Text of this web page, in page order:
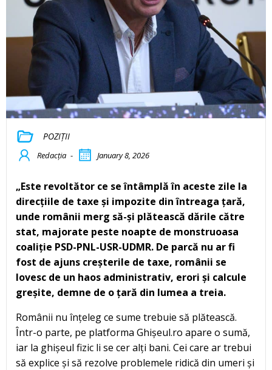
POZIȚII
Redacția - January 8, 2026
„Este revoltător ce se întâmplă în aceste zile la
direcțiile de taxe și impozite din întreaga țară,
unde românii merg să-și plătească dările către
stat, majorate peste noapte de monstruoasa
coaliție PSD-PNL-USR-UDMR. De parcă nu ar fi
fost de ajuns creșterile de taxe, românii se
lovesc de un haos administrativ, erori și calcule
greșite, demne de o țară din lumea a treia.
Românii nu înțeleg ce sume trebuie să plătească.
Într-o parte, pe platforma Ghișeul.ro apare o sumă,
iar la ghișeul fizic li se cer alți bani. Cei care ar trebui
să explice și să rezolve problemele ridică din umeri și